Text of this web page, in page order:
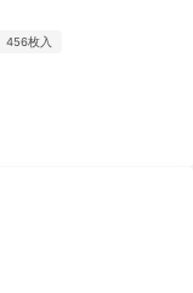
456枚入